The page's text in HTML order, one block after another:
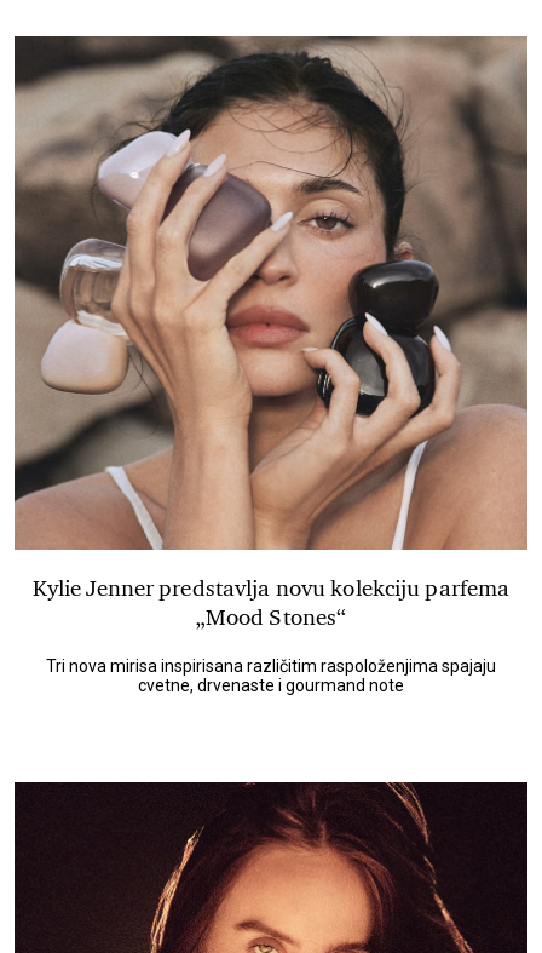
Kylie Jenner predstavlja novu kolekciju parfema
„Mood Stones“
Tri nova mirisa inspirisana različitim raspoloženjima spajaju
cvetne, drvenaste i gourmand note